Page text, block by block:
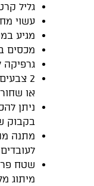
גליל
עשוי
מגיע
מכסים
2
או
ניתן
בקבוק
מתנה
שטח
מיתוג